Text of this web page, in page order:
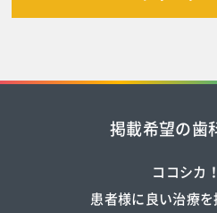
掲載希望の歯
ココシカ
患者様に良い治療